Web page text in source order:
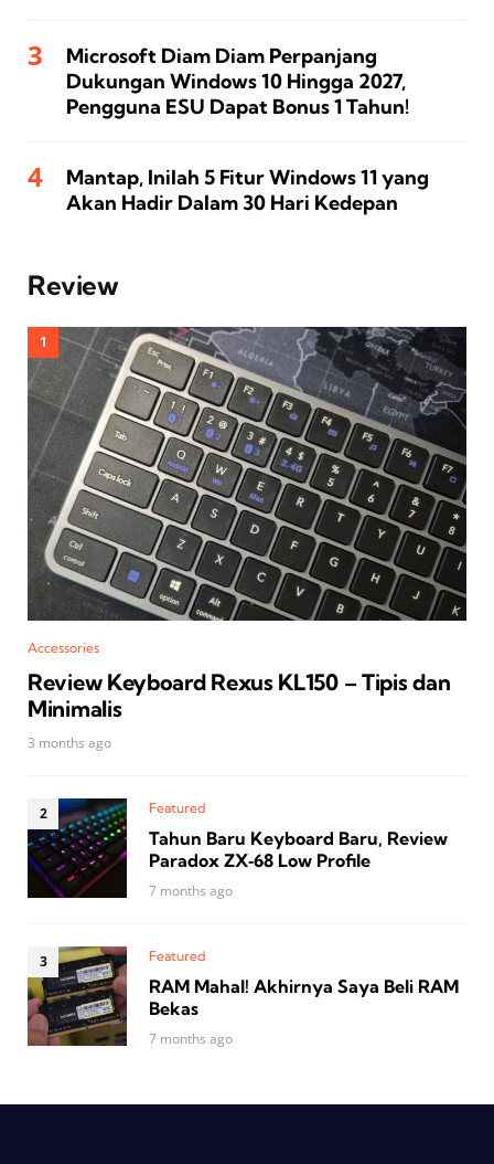
Microsoft Diam Diam Perpanjang
Dukungan Windows 10 Hingga 2027,
Pengguna ESU Dapat Bonus 1 Tahun!
Mantap, Inilah 5 Fitur Windows 11 yang
Akan Hadir Dalam 30 Hari Kedepan
Review
Accessories
Review Keyboard Rexus KL150 – Tipis dan
Minimalis
3 months ago
Featured
Tahun Baru Keyboard Baru, Review
Paradox ZX‑68 Low Profile
7 months ago
Featured
RAM Mahal! Akhirnya Saya Beli RAM
Bekas
7 months ago